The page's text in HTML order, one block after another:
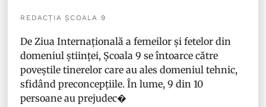
REDACȚIA ȘCOALA 9
De Ziua Internațională a femeilor și fetelor din
domeniul științei, Școala 9 se întoarce către
poveștile tinerelor care au ales domeniul tehnic,
sfidând preconcepțiile. În lume, 9 din 10
persoane au prejudec�